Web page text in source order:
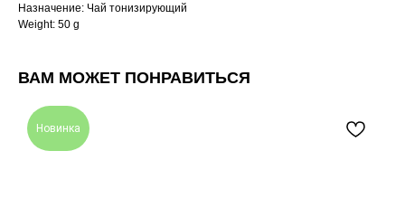
Назначение: Чай тонизирующий
Weight: 50 g
ВАМ МОЖЕТ ПОНРАВИТЬСЯ
Новинка